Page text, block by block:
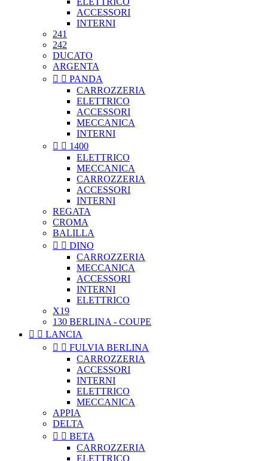
ACCESSORI
INTERNI
241
242
DUCATO
ARGENTA
  PANDA
CARROZZERIA
ELETTRICO
ACCESSORI
MECCANICA
INTERNI
  1400
ELETTRICO
MECCANICA
CARROZZERIA
ACCESSORI
INTERNI
REGATA
CROMA
BALILLA
  DINO
CARROZZERIA
MECCANICA
ACCESSORI
INTERNI
ELETTRICO
X19
130 BERLINA - COUPE
  LANCIA
  FULVIA BERLINA
CARROZZERIA
ACCESSORI
INTERNI
ELETTRICO
MECCANICA
APPIA
DELTA
  BETA
CARROZZERIA
ELETTRICO